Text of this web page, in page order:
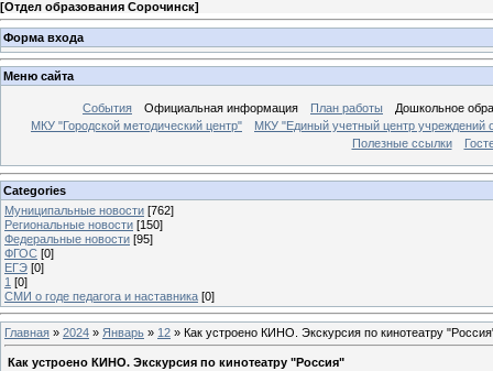
[Отдел образования Сорочинск]
Форма входа
Меню сайта
События Официальная информация План работы
Дошкольное
МКУ "Городской методический центр"
МКУ "Единый учетный центр учреждений
Полезные ссылки
Categories
Муниципальные новости [762]
Региональные новости [150]
Федеральные новости [95]
ФГОС [0]
ЕГЭ [0]
1 [0]
СМИ о годе педагога и наставника [0]
Главная » 2024 » Январь » 12 » Как устроено КИНО. Экскурсия по кинотеатру
Как устроено КИНО. Экскурсия по кинотеатру "Россия"